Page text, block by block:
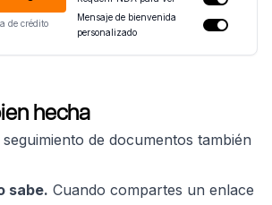
de crédito
Mensaje de bienvenida
personalizado
hecha
de documentos también
sabe. Cuando compartes un enlace